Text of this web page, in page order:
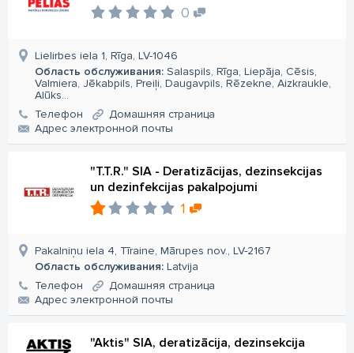
0
Lielirbes iela 1, Rīga, LV-1046
Область обслуживания: Salaspils, Rīga, Liepāja, Cēsis,
Valmiera, Jēkabpils, Preiļi, Daugavpils, Rēzekne, Aizkraukle,
Alūks...
Телефон
Домашняя страница
Aдрес электронной почты
"T.T.R." SIA - Deratizācijas, dezinsekcijas
un dezinfekcijas pakalpojumi
1
Pakalniņu iela 4, Tīraine, Mārupes nov., LV-2167
Область обслуживания: Latvija
Телефон
Домашняя страница
Aдрес электронной почты
"Aktis" SIA, deratizācija, dezinsekcija